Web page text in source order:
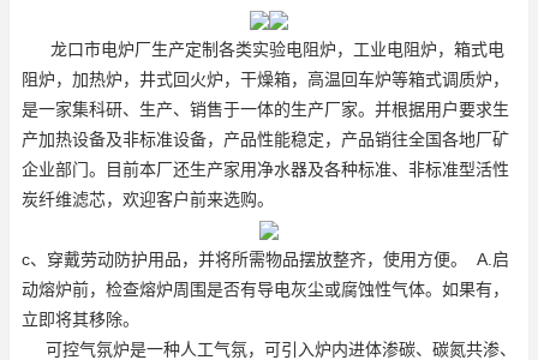
龙口市电炉厂生产定制各类实验电阻炉，工业电阻炉， 箱式电
阻炉，加热炉，井式回火炉，干燥箱，高温回车炉等箱式调质炉，
是一家集科研、生产、销售于一体的生产厂家。并根据用户要求生
产加热设备及非标准设备，产品性能稳定，产品销往全国各地厂矿
企业部门。目前本厂还生产家用净水器及各种标准、非标准型活性
炭纤维滤芯，欢迎客户前来选购。
c、穿戴劳动防护用品，并将所需物品摆放整齐，使用方便。 A.启
动熔炉前，检查熔炉周围是否有导电灰尘或腐蚀性气体。如果有，
立即将其移除。
可控气氛炉是一种人工气氛，可引入炉内进体渗碳、碳氮共渗、